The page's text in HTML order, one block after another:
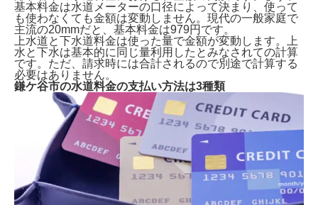
基本料金は水道メーターの口径によって決まり、使って
も使わなくても金額は変動しません。現代の一般家庭で
主流の20mmだと、基本料金は979円 です。
上水道と下水道料金は使った量で金額が変動します。上
水と下水は基本的に同じ量利用したとみなされての計算
です。ただ、請求時には合計されるので別途で計算する
必要はありません。
鎌ケ谷市の水道料金の支払い方法は3種類
鎌ケ谷市で水道を開栓する方法は2種類
ガスや電気も申し込むなら「全国水道サポートセンタ
ー」からがおすすめ！
鎌ケ谷市で水道手続きに必要な情報
鎌ケ谷市の水道料金一覧表
鎌ケ谷市の水道料金の支払い方法は3種類
水道に関する引越し後の注意点